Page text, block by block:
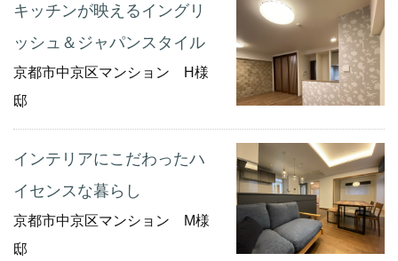
キッチンが映えるイングリ
ッシュ＆ジャパンスタイル
京都市中京区マンション H様
邸
インテリアにこだわったハ
イセンスな暮らし
京都市中京区マンション M様
邸